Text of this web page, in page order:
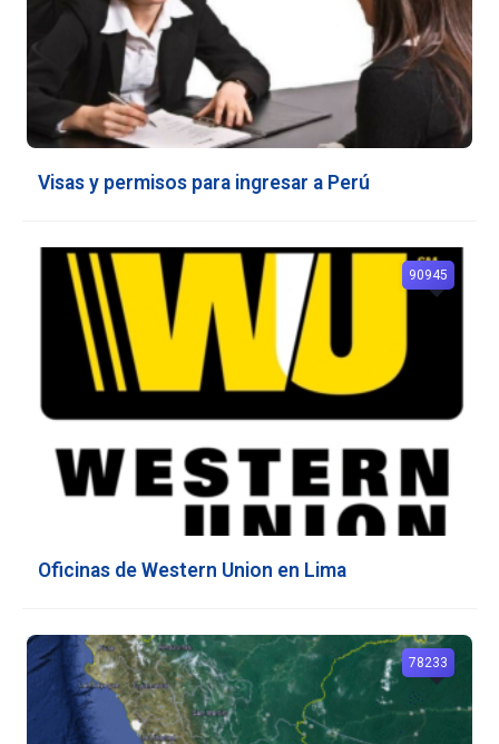
Visas y permisos para ingresar a Perú
Oficinas de Western Union en Lima
90945
78233